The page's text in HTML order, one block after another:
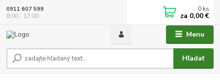
Menu
Hľadať
0911 607 599
8:00 - 17:00
0 ks
za 0,00 €